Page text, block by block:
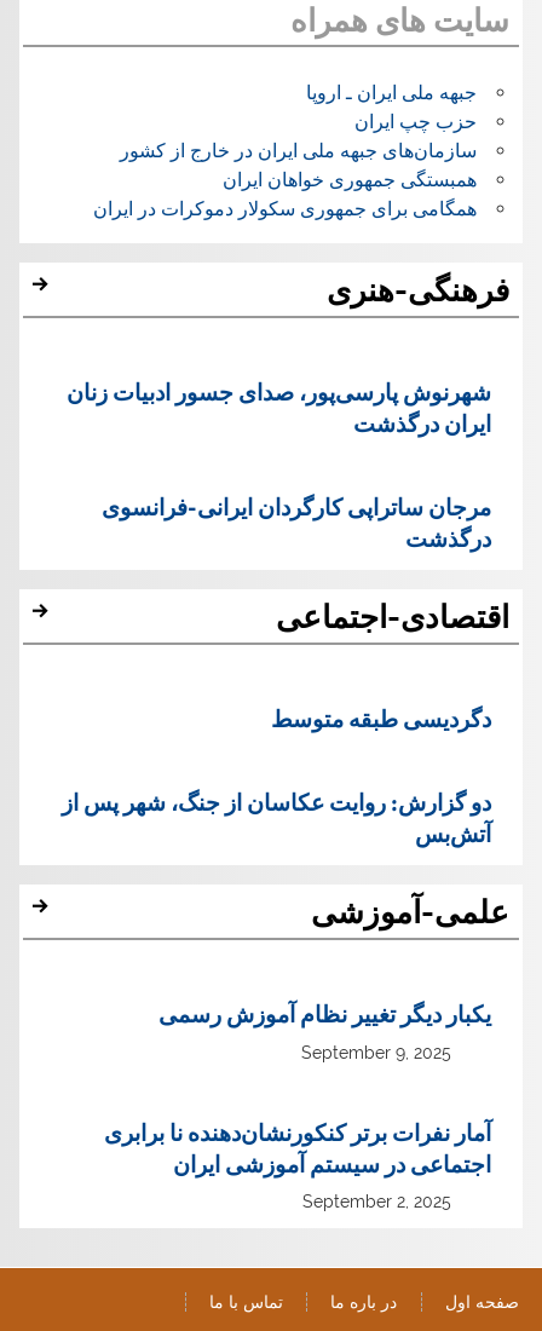
سایت های همراه
جبهه ملی ایران ـ اروپا
حزب چپ ایران
سازمان‌های جبهه ملی ایران در خارج از کشور
همبستگی جمهوری خواهان ایران
همگامی برای جمهوری سکولار دموکرات در ایران
فرهنگی-هنری
شهرنوش پارسی‌پور، صدای جسور ادبیات زنان
ایران درگذشت
مرجان ساتراپی کارگردان ایرانی-فرانسوی
درگذشت
اقتصادی-اجتماعی
دگردیسی طبقه متوسط
دو گزارش: روایت عکاسان از جنگ، شهر پس از
آتش‌بس
علمی-آموزشی
یک‏بار دیگر تغییر نظام آموزش رسمی
September 9, 2025
آمار نفرات برتر کنکورنشان‌دهنده نا برابری
اجتماعی در سیستم آموزشی ایران
September 2, 2025
صفحه اول در باره ما تماس با ما